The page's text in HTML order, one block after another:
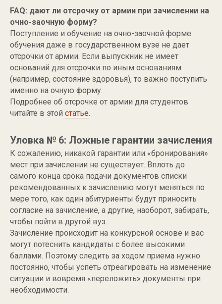
FAQ: дают ли отсрочку от армии при зачислении на
очно-заочную форму?
Поступление и обучение на очно-заочной форме
обучения даже в государственном вузе не дает
отсрочки от армии. Если выпускник не имеет
оснований для отсрочки по иным основаниям
(например, состояние здоровья), то важно поступить
именно на очную форму.
Подробнее об отсрочке от армии для студентов
читайте в этой статье
Уловка № 6: Ложные гарантии зачисления
К сожалению, никакой гарантии или «бронирования»
мест при зачислении не существует. Вплоть до
самого конца срока подачи документов списки
рекомендованных к зачислению могут меняться по
мере того, как один абитуриенты будут приносить
согласие на зачисление, а другие, наоборот, забирать,
чтобы пойти в другой вуз.
Зачисление происходит на конкурсной основе и вас
могут потеснить кандидаты с более высокими
баллами. Поэтому следить за ходом приема нужно
постоянно, чтобы успеть отреагировать на изменение
ситуации и вовремя «переложить» документы при
необходимости.